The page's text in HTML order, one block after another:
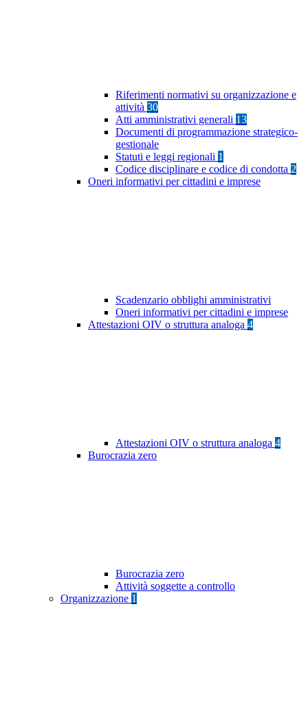
Riferimenti normativi su organizzazione e
attività 30
Atti amministrativi generali 13
Documenti di programmazione strategico-
gestionale
Statuti e leggi regionali 1
Codice disciplinare e codice di condotta 2
Oneri informativi per cittadini e imprese
Scadenzario obblighi amministrativi
Oneri informativi per cittadini e imprese
Attestazioni OIV o struttura analoga 4
Attestazioni OIV o struttura analoga 4
Burocrazia zero
Burocrazia zero
Attività soggette a controllo
Organizzazione 1